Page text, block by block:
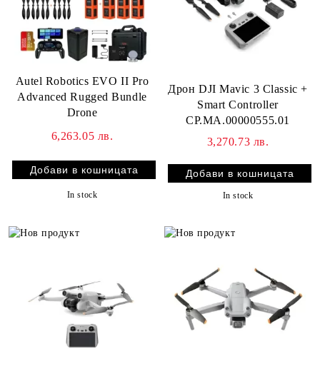
Autel Robotics EVO II Pro
Advanced Rugged Bundle
Drone
6,263.05 лв.
In stock
Дрон DJI Mavic 3 Classic +
Smart Controller
CP.MA.00000555.01
3,270.73 лв.
In stock